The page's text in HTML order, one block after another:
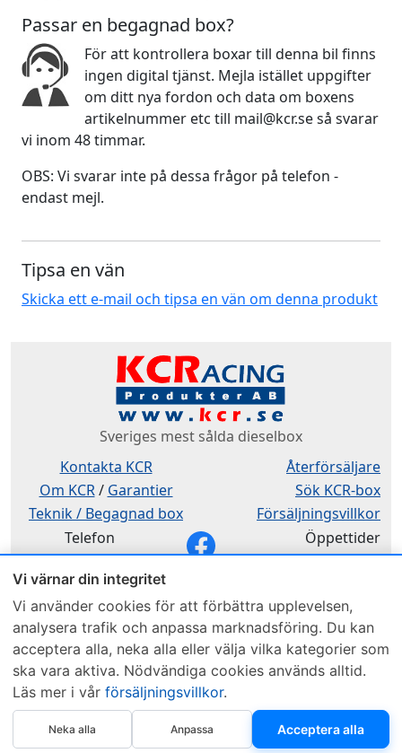
Vi värnar din integritet
Vi använder cookies för att förbättra upplevelsen,
analysera trafik och anpassa marknadsföring. Du kan
acceptera alla, neka alla eller välja vilka kategorier som
ska vara aktiva. Nödvändiga cookies används alltid.
Läs mer i vår försäljningsvillkor.
Neka alla Anpassa Acceptera alla
Köp nu
Passar en begagnad box?
För att kontrollera boxar till denna bil finns
ingen digital tjänst. Mejla istället uppgifter
om ditt nya fordon och data om boxens
artikelnummer etc till mail@kcr.se så svarar
vi inom 48 timmar.
OBS: Vi svarar inte på dessa frågor på telefon -
endast mejl.
Tipsa en vän
Skicka ett e-mail och tipsa en vän om denna produkt
Sveriges mest sålda dieselbox
Kontakta KCR
Om KCR/ Garantier
Teknik / Begagnad box
Återförsäljare
Sök KCR-box
Försäljningsvillkor
Telefon
Öppettider
Webbplatsen använder Cookies. Läs mer....
Copyright © 1997–2026 • KCR Produkter AB